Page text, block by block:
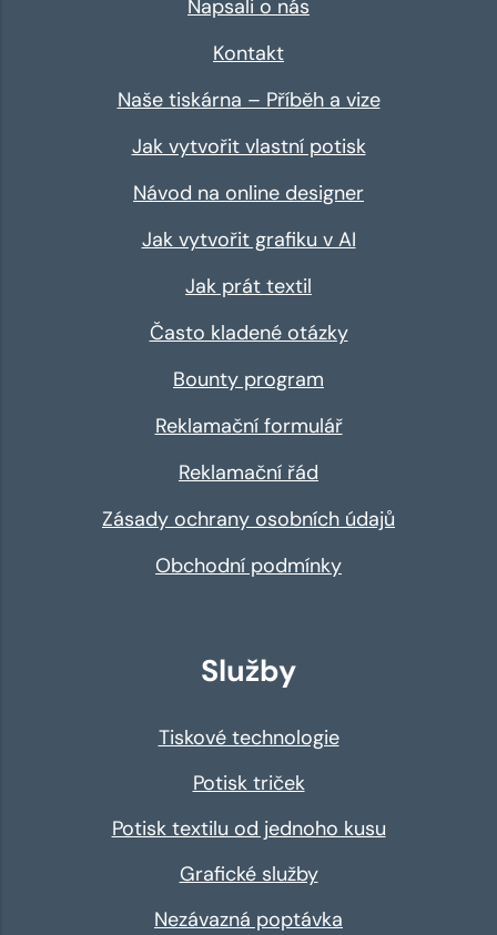
Napsali o nás
Kontakt
Naše tiskárna – Příběh a vize
Jak vytvořit vlastní potisk
Návod na online designer
Jak vytvořit grafiku v AI
Jak prát textil
Často kladené otázky
Bounty program
Reklamační formulář
Reklamační řád
Zásady ochrany osobních údajů
Obchodní podmínky
Služby
Tiskové technologie
Potisk triček
Potisk textilu od jednoho kusu
Grafické služby
Nezávazná poptávka